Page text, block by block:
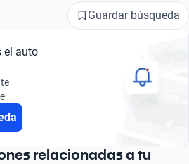
Guardar búsqueda
el auto
relacionadas a tu